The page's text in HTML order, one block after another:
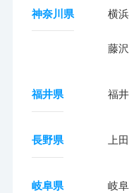
神奈川県 横浜
藤沢
福井県 福井
長野県 上田
岐阜県 岐阜